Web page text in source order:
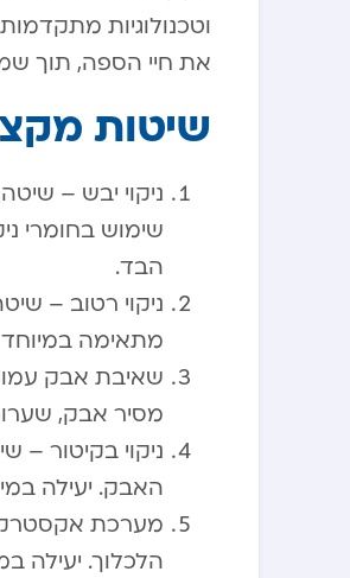
וטכנולוגיות
את חיי הספה, תוך
שיטות
ניקוי יבש –
שימוש בחומרי
הבד.
ניקוי רטוב –
מתאימה במיוחד
שאיבת אבק
מסיר אבק,
ניקוי בקיטור
האבק. יעילה
מערכת
הלכלוך. יעילה